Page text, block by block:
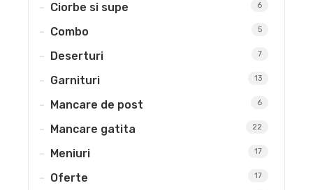
Ciorbe si supe 6
Combo 5
Deserturi 7
Garnituri 13
Mancare de post 6
Mancare gatita 22
Meniuri 17
Oferte 17